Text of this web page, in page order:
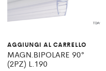
AGGIUNGI AL CARRELLO
MAGN.BIPOLARE 90°
(2PZ) L.190